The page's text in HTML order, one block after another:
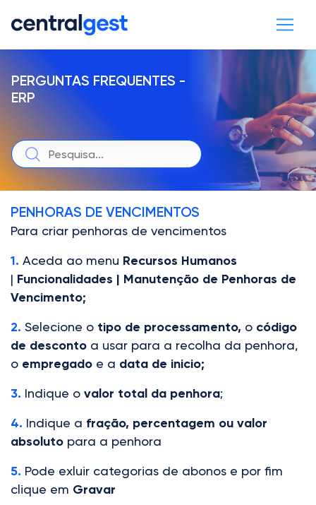
PERGUNTAS FREQUENTES -
ERP
PENHORAS DE VENCIMENTOS
Para criar penhoras de vencimentos
1. Aceda ao menu Recursos Humanos
| Funcionalidades | Manutenção de Penhoras de
Vencimento;
2. Selecione o tipo de processamento, o código
de desconto a usar para a recolha da penhora,
o empregado e a data de inicio;
3. Indique o valor total da penhora;
4. Indique a fração, percentagem ou valor
absoluto para a penhora
5. Pode exluir categorias de abonos e por fim
clique em Gravar